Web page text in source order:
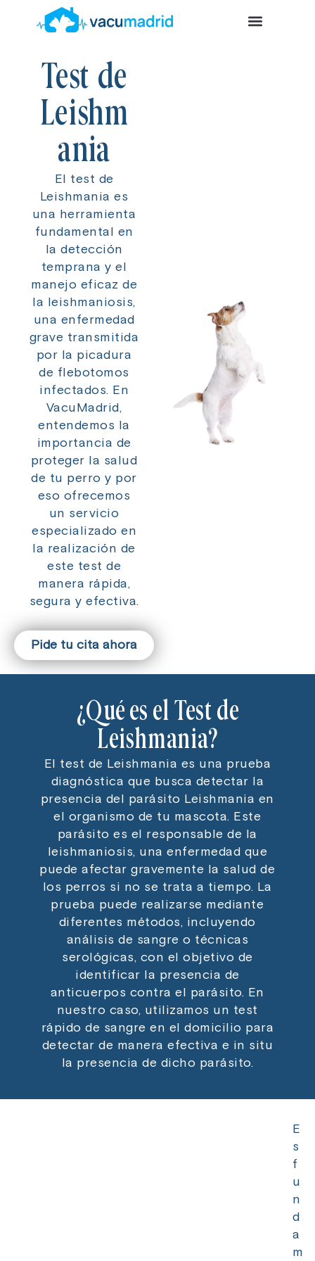
Menu
Test de
Leishm
ania
El test de
Leishmania es
una herramienta
fundamental en
la detección
temprana y el
manejo eficaz de
la leishmaniosis,
una enfermedad
grave transmitida
por la picadura
de flebotomos
infectados. En
VacuMadrid,
entendemos la
importancia de
proteger la salud
de tu perro y por
eso ofrecemos
un servicio
especializado en
la realización de
este test de
manera rápida,
segura y efectiva.
Pide tu cita ahora
¿Qué es el Test de
Leishmania?
El test de Leishmania es una prueba
diagnóstica que busca detectar la
presencia del parásito Leishmania en
el organismo de tu mascota. Este
parásito es el responsable de la
leishmaniosis, una enfermedad que
puede afectar gravemente la salud de
los perros si no se trata a tiempo. La
prueba puede realizarse mediante
diferentes métodos, incluyendo
análisis de sangre o técnicas
serológicas, con el objetivo de
identificar la presencia de
anticuerpos contra el parásito. En
nuestro caso, utilizamos un test
rápido de sangre en el domicilio para
detectar de manera efectiva e in situ
la presencia de dicho parásito.
E
s
f
u
n
d
a
m